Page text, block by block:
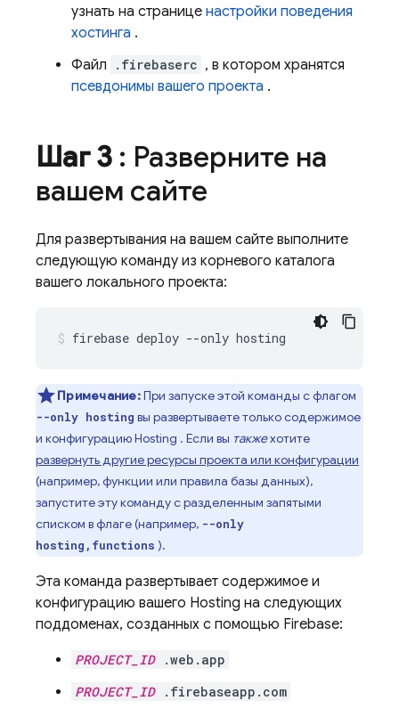
узнать на странице настройки поведения
хостинга .
Файл
.firebaserc , в котором хранятся
псевдонимы вашего проекта .
Шаг 3 : Разверните на
вашем сайте
Для развертывания на вашем сайте выполните
следующую команду из корневого каталога
вашего локального проекта:
firebase deploy --only hosting
Примечание:При запуске этой команды с флагом
--only hosting вы развертываете только содержимое
и конфигурациюHosting . Если вы такжехотите
развернуть другие ресурсы проекта или конфигурации
(например, функции или правила базы данных),
запустите эту команду с разделенным запятыми
списком в флаге (например, --only
hosting,functions ).
Эта команда развертывает содержимое и
конфигурацию вашего Hosting на следующих
поддоменах, созданных с помощью Firebase:
PROJECT_ID.web.app
PROJECT_ID.firebaseapp.com